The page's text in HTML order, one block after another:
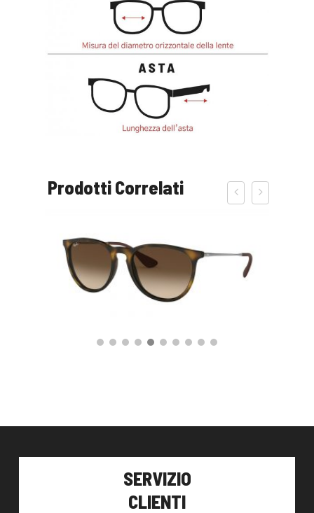
Prodotti Correlati
SERVIZIO
CLIENTI